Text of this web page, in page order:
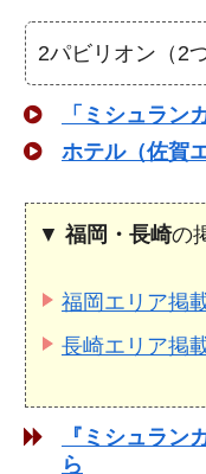
2パビリオン（2
「ミシュラン
ホテル（佐賀
▼ 福岡・長崎の
福岡エリア掲
長崎エリア掲
『ミシュラン
ら